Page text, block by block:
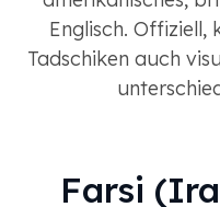
Englisch. Offiziell,
Tadschiken auch
Farsi